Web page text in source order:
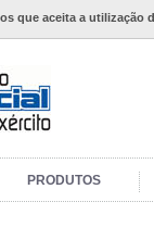
que aceita a utilização
PRODUTOS